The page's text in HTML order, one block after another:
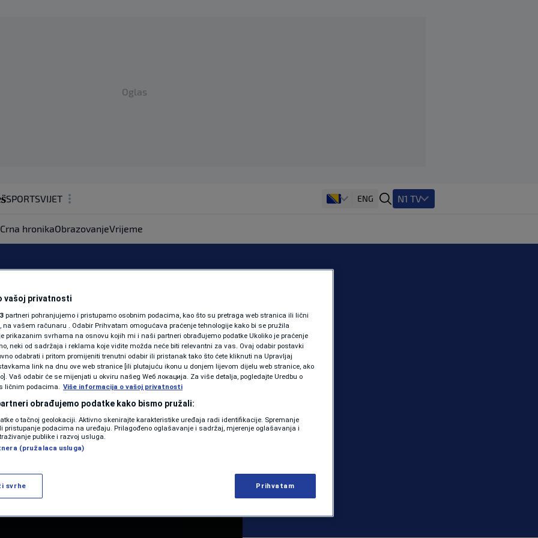
Oglas
SPORTSVIJET
ZDRAVLJE
SHOWBIZ
PODCAST
N1 SPECIJAL
FENOMENI
NEISTRAŽENO
VIRALNO
ENG N1 TV
Crna hronikaObrazovanjeVrijeme
koncert u
ljudi se bavi
definitivno da se
07:24 | KULTURA | 0 komentara
vašoj privatnosti
partneri pohranjujemo i pristupamo osobnim podacima, kao što su pretraga web stranica ili lični
na vašem računaru . Odabir Prihvatam omogućava praćenje tehnologije kako bi se pružila
prikazanim svrhama na osnovu kojih mi i naši partneri obrađujemo podatke Ukoliko je praćenje
neki od sadržaja i reklama koje vidite možda neće biti relevantni za vas. Ovaj odabir postavki
odabrati i pritom promijeniti trenutni odabir ili pristanak tako što ćete kliknuti na Upravljaj
link na dnu ove web stranice [ili plutajuću ikonu u donjem lijevom dijelu web stranice, ako
Vaš odabir će se mijenjati u okviru našeg Wеб локација. Za više detalja, pogledajte Uredbu o
ličnim podacima. Više informacija o vašoj privatnosti
obrađujemo podatke kako bismo pružali:
o tačnoj geolokaciji. Aktivno skenirajte karakteristike uređaja radi identifikacije. Spremanje
pristupanje podacima na uređaju. Prilagođeno oglašavanje i sadržaj, mjerenje oglašavanja i
publike i razvoj usluga.
(pružalaca usluga)
svrhe Prihvatam